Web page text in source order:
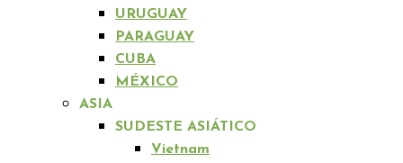
URUGUAY
PARAGUAY
CUBA
MÉXICO
ASIA
SUDESTE ASIÁTICO
Vietnam